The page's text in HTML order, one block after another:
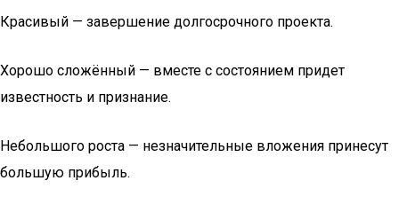
Красивый — завершение долгосрочного проекта.
Хорошо сложённый — вместе с состоянием придет
известность и признание.
Небольшого роста — незначительные вложения принесут
большую прибыль.